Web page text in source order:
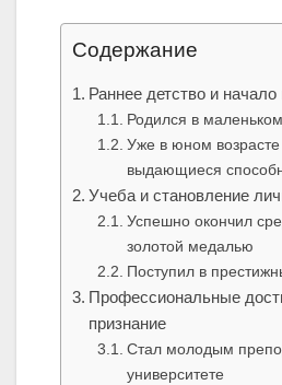
Содержание
Раннее детство и начало
Родился в
Уже в юном возрасте
выдающиеся
Учеба и становление
Успешно окончил
золотой медалью
Поступил в
Профессиональные
признание
Стал молодым
университете